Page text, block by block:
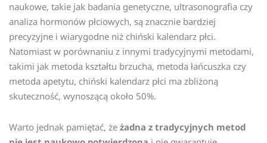
naukowe, takie jak badania genetyczne, ultrasonografia czy
analiza hormonów płciowych, są znacznie bardziej
precyzyjne i wiarygodne niż chiński kalendarz płci.
Natomiast w porównaniu z innymi tradycyjnymi metodami,
takimi jak metoda kształtu brzucha, metoda łańcuszka czy
metoda apetytu, chiński kalendarz płci ma zbliżoną
skuteczność, wynoszącą około 50%.
Warto jednak pamiętać, że żadna z tradycyjnych metod